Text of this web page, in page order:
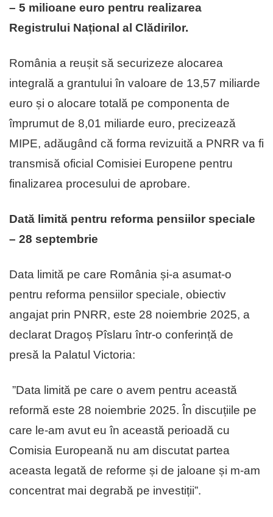
– 5 milioane euro pentru realizarea
Registrului Național al Clădirilor.
România a reușit să securizeze alocarea
integrală a grantului în valoare de 13,57 miliarde
euro și o alocare totală pe componenta de
împrumut de 8,01 miliarde euro, precizează
MIPE, adăugând că forma revizuită a PNRR va fi
transmisă oficial Comisiei Europene pentru
finalizarea procesului de aprobare.
Dată limită pentru reforma pensiilor speciale
– 28 septembrie
Data limită pe care România și-a asumat-o
pentru reforma pensiilor speciale, obiectiv
angajat prin PNRR, este 28 noiembrie 2025, a
declarat Dragoș Pîslaru într-o conferință de
presă la Palatul Victoria:
”Data limită pe care o avem pentru această
reformă este 28 noiembrie 2025. În discuțiile pe
care le-am avut eu în această perioadă cu
Comisia Europeană nu am discutat partea
aceasta legată de reforme și de jaloane și m-am
concentrat mai degrabă pe investiții”.